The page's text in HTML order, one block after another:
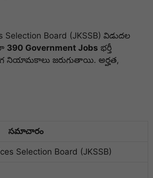
Selection Board (JKSSB) విడుదల
390 Government Jobs భర్తీ
నియామకాలు జరుగుతాయి. అర్హత,
సమాచారం
Selection Board (JKSSB)